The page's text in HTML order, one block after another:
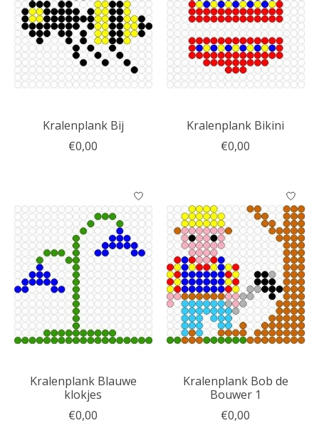
Kralenplank Bij
€0,00
Kralenplank Bikini
€0,00
Kralenplank Blauwe
klokjes
€0,00
Kralenplank Bob de
Bouwer 1
€0,00